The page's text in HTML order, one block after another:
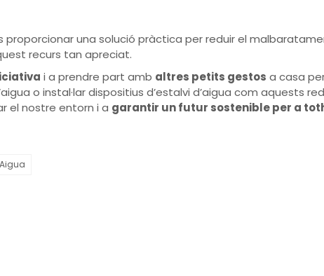
una solució pràctica per reduir el
recurs tan apreciat.
i a prendre part amb altres petits gestos a casa
o instal·lar dispositius d’estalvi d’aigua com aquests
el nostre entorn i a garantir un futur sostenible per a